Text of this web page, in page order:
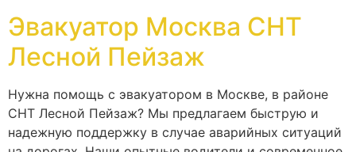
Эвакуатор Москва СНТ
Лесной Пейзаж
Нужна помощь с эвакуатором в Москве, в районе
СНТ Лесной Пейзаж? Мы предлагаем быструю и
надежную поддержку в случае аварийных ситуаций